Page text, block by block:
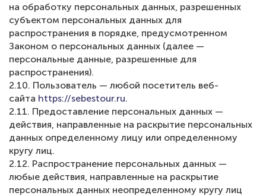
на обработку персональных данных, разрешенных
субъектом персональных данных для
распространения в порядке, предусмотренном
Законом о персональных данных (далее —
персональные данные, разрешенные для
распространения).
2.10. Пользователь — любой посетитель веб-
сайта https://sebestour.ru.
2.11. Предоставление персональных данных —
действия, направленные на раскрытие персональных
данных определенному лицу или определенному
кругу лиц.
2.12. Распространение персональных данных —
любые действия, направленные на раскрытие
персональных данных неопределенному кругу лиц